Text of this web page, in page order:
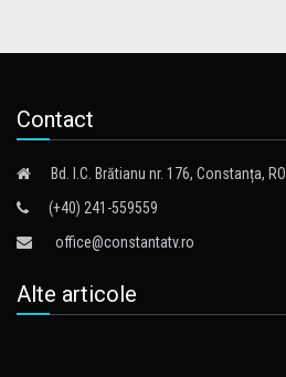
Contact
Bd. I.C. Brătianu nr. 176, Constanța, RO
(+40) 241-559559
office@constantatv.ro
Alte articole